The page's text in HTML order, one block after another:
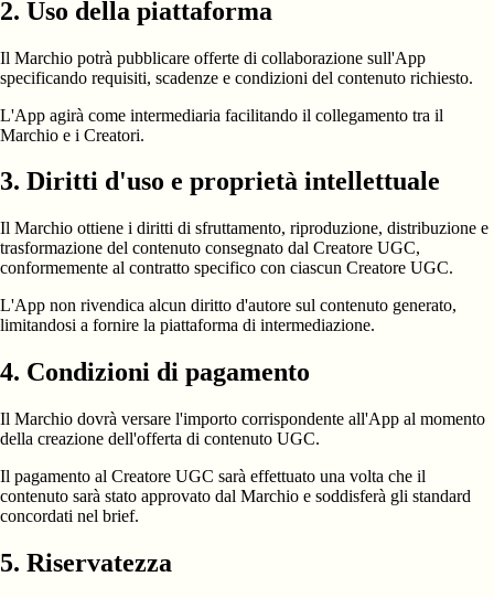
2. Uso della piattaforma
Il Marchio potrà pubblicare offerte di collaborazione sull'App
specificando requisiti, scadenze e condizioni del contenuto richiesto.
L'App agirà come intermediaria facilitando il collegamento tra il
Marchio e i Creatori.
3. Diritti d'uso e proprietà intellettuale
Il Marchio ottiene i diritti di sfruttamento, riproduzione, distribuzione e
trasformazione del contenuto consegnato dal Creatore UGC,
conformemente al contratto specifico con ciascun Creatore UGC.
L'App non rivendica alcun diritto d'autore sul contenuto generato,
limitandosi a fornire la piattaforma di intermediazione.
4. Condizioni di pagamento
Il Marchio dovrà versare l'importo corrispondente all'App al momento
della creazione dell'offerta di contenuto UGC.
Il pagamento al Creatore UGC sarà effettuato una volta che il
contenuto sarà stato approvato dal Marchio e soddisferà gli standard
concordati nel brief.
5. Riservatezza